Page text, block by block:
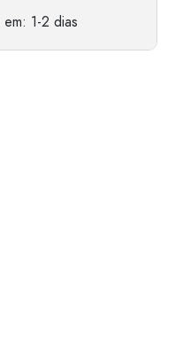
em: 1-2 dias